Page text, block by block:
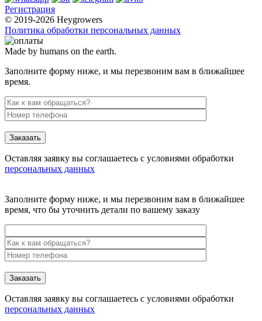
Регистрация
© 2019-2026 Heygrowers
Политика обработки персональных данных
Made by humans on the earth.
Заполните форму ниже, и мы перезвоним вам в ближайшее
время.
Заказать
Оставляя заявку вы соглашаетесь с условиями обработки
персональных данных
Заполните форму ниже, и мы перезвоним вам в ближайшее
время, что бы уточнить детали по вашему заказу
Заказать
Оставляя заявку вы соглашаетесь с условиями обработки
персональных данных